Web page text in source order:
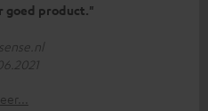
goed product."